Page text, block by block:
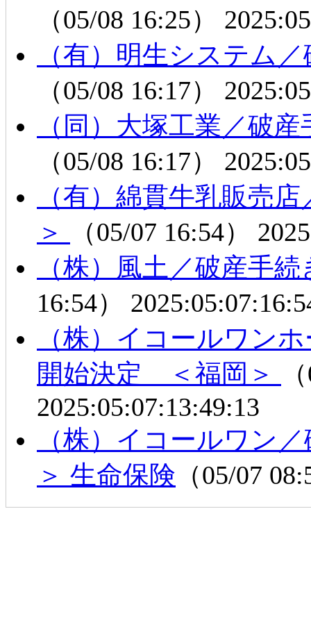
（05/08 16:25）
（有）明生システム
（05/08 16:17）
（同）大塚工業／破
（05/08 16:17）
（有）綿貫牛乳販売
＞
（05/07 16:54）
（株）風土／破産手
16:54）
（株）イコールワン
開始決定 ＜福岡＞
2025:05:07:13:49:13
（株）イコールワン
＞ 生命保険 （05/07